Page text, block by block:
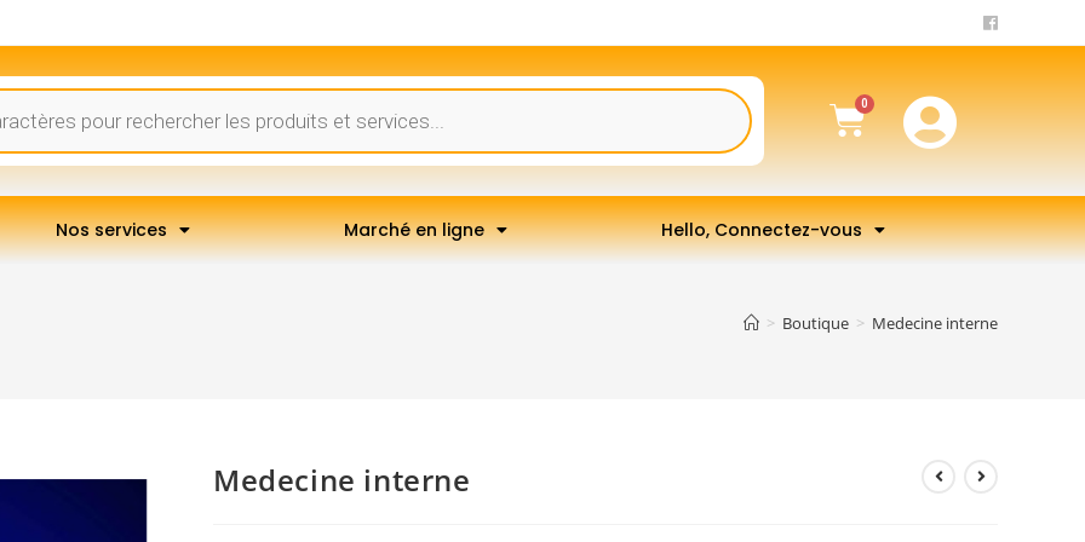
Nos services Marché en ligne Hello, Connectez-vous
> Boutique > Medecine interne
Medecine interne